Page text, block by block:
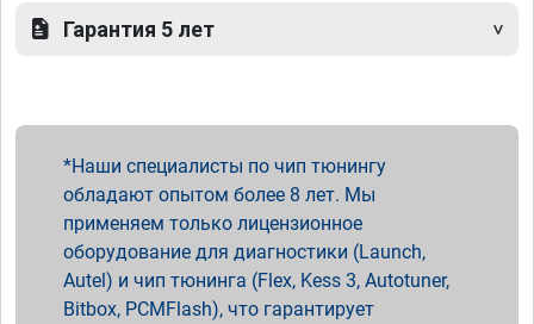
Гарантия 5 лет
Наши специалисты по чип тюнингу
обладают опытом более 8 лет. Мы
применяем только лицензионное
оборудование для диагностики (Launch,
Autel) и чип тюнинга (Flex, Kess 3, Autotuner,
Bitbox, PCMFlash), что гарантирует